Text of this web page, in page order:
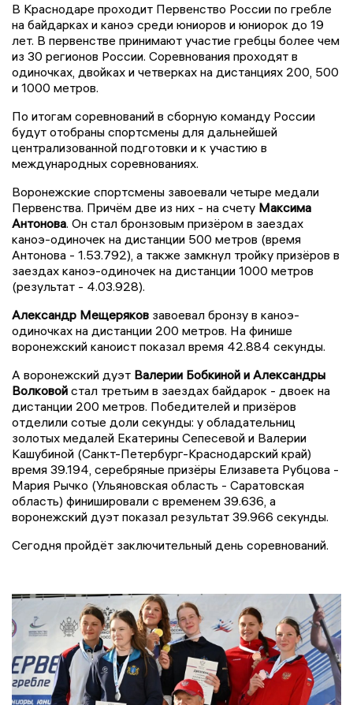
В Краснодаре проходит Первенство России по гребле
на байдарках и каноэ среди юниоров и юниорок до 19
лет. В первенстве принимают участие гребцы более чем
из 30 регионов России. Соревнования проходят в
одиночках, двойках и четверках на дистанциях 200, 500
и 1000 метров.
По итогам соревнований в сборную команду России
будут отобраны спортсмены для дальнейшей
централизованной подготовки и к участию в
международных соревнованиях.
Воронежские спортсмены завоевали четыре медали
Первенства. Причём две из них - на счету Максима
Антонова. Он стал бронзовым призёром в заездах
каноэ-одиночек на дистанции 500 метров (время
Антонова - 1.53.792), а также замкнул тройку призёров в
заездах каноэ-одиночек на дистанции 1000 метров
(результат - 4.03.928).
Александр Мещеряков завоевал бронзу в каноэ-
одиночках на дистанции 200 метров. На финише
воронежский каноист показал время 42.884 секунды.
А воронежский дуэт Валерии Бобкиной и Александры
Волковой стал третьим в заездах байдарок - двоек на
дистанции 200 метров. Победителей и призёров
отделили сотые доли секунды: у обладательниц
золотых медалей Екатерины Сепесевой и Валерии
Кашубиной (Санкт-Петербург-Краснодарский край)
время 39.194, серебряные призёры Елизавета Рубцова -
Мария Рычко (Ульяновская область - Саратовская
область) финишировали с временем 39.636, а
воронежский дуэт показал результат 39.966 секунды.
Сегодня пройдёт заключительный день соревнований.